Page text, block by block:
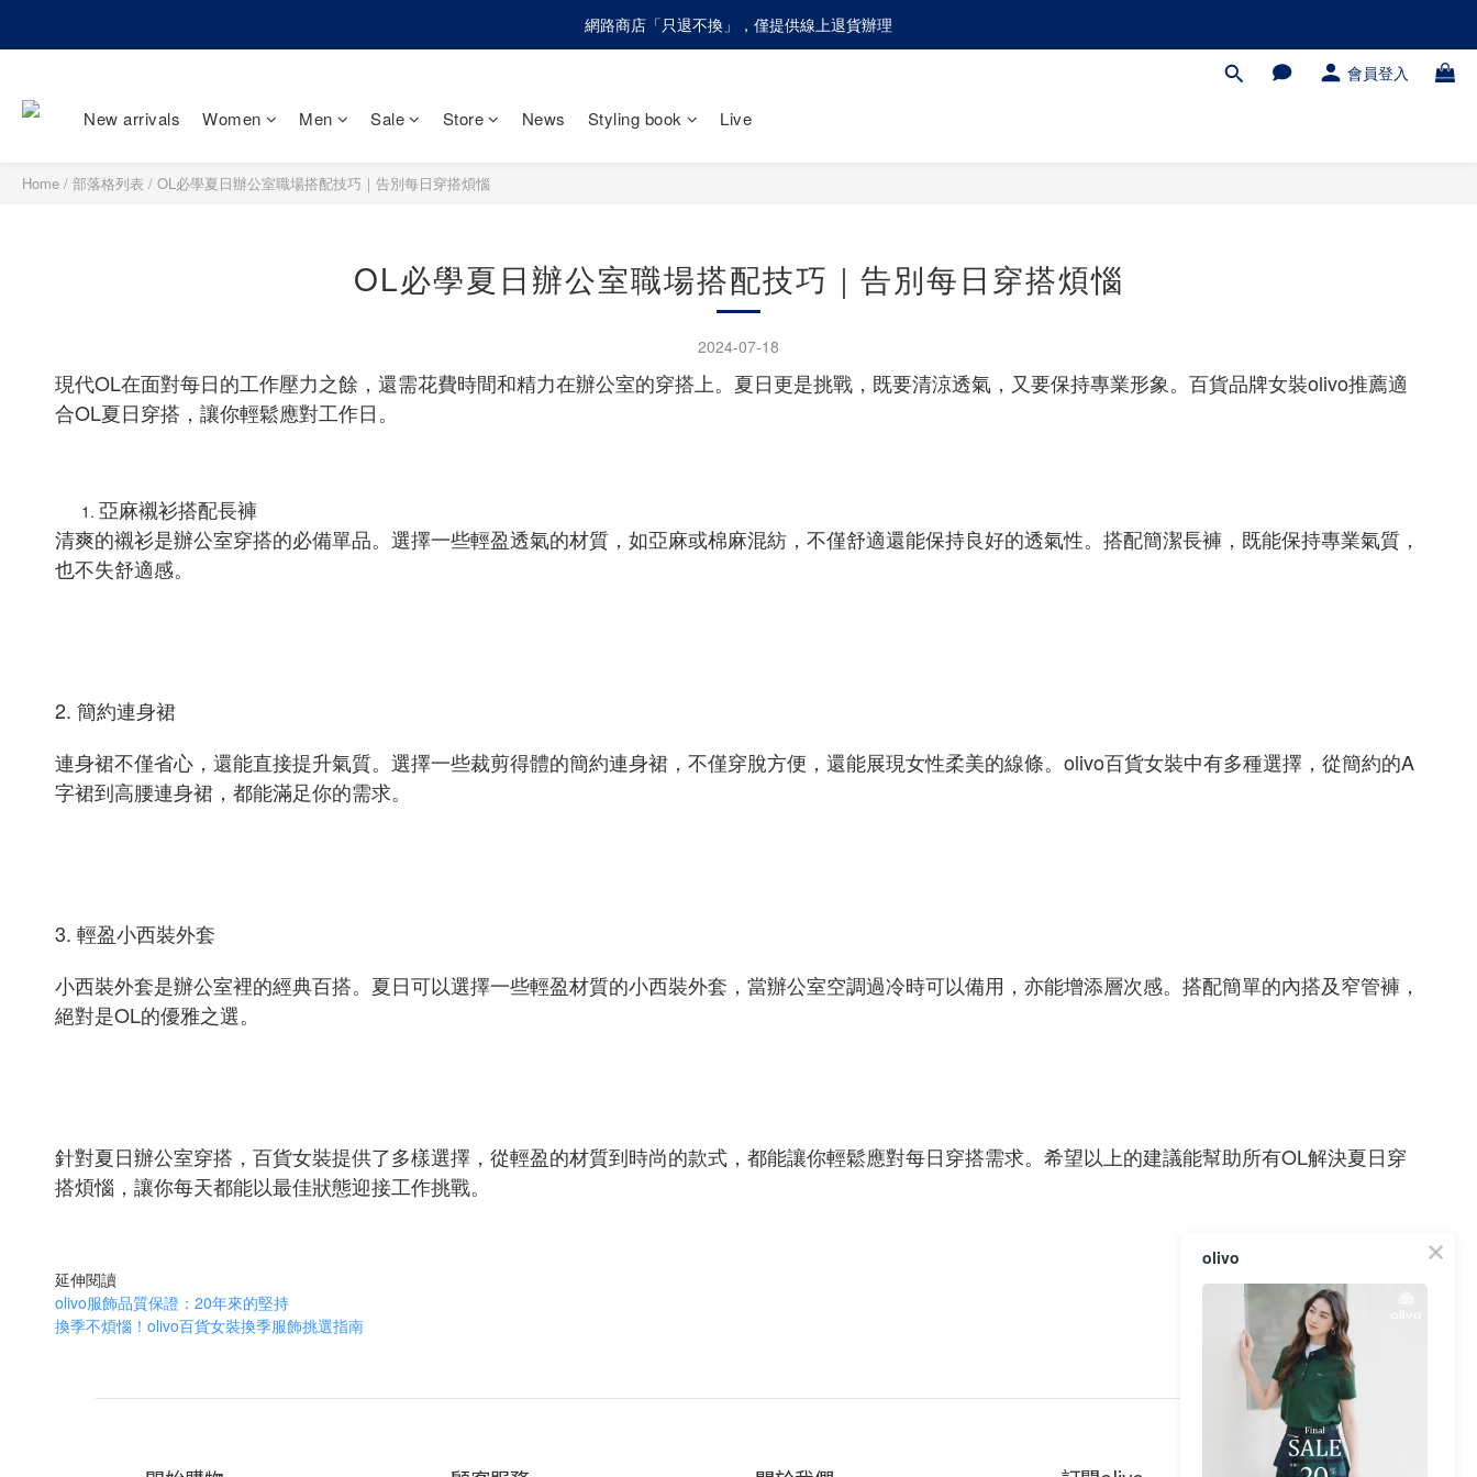
網路商店「只退不換」，僅提供線上退貨辦理
網路商店「只退不換」，僅提供線上退貨辦理
網路商店「只退不換」，僅提供線上退貨辦理
會員登入
New arrivals Women Men Sale Store News Styling book Live
Home / 部落格列表 / OL必學夏日辦公室職場搭配技巧｜告別每日穿搭煩惱
OL必學夏日辦公室職場搭配技巧｜告別每日穿搭煩惱
2024-07-18
現代OL在面對每日的工作壓力之餘，還需花費時間和精力在辦公室的穿搭上。夏日更是挑戰，既要清涼透氣，又要保持專業形象。百貨品牌女裝olivo推薦適
合OL夏日穿搭，讓你輕鬆應對工作日。
亞麻襯衫搭配長褲
清爽的襯衫是辦公室穿搭的必備單品。選擇一些輕盈透氣的材質，如亞麻或棉麻混紡，不僅舒適還能保持良好的透氣性。搭配簡潔長褲，既能保持專業氣質，
也不失舒適感。
2. 簡約連身裙
連身裙不僅省心，還能直接提升氣質。選擇一些裁剪得體的簡約連身裙，不僅穿脫方便，還能展現女性柔美的線條。olivo百貨女裝中有多種選擇，從簡約的A
字裙到高腰連身裙，都能滿足你的需求。
3. 輕盈小西裝外套
小西裝外套是辦公室裡的經典百搭。夏日可以選擇一些輕盈材質的小西裝外套，當辦公室空調過冷時可以備用，亦能增添層次感。搭配簡單的內搭及窄管褲，
絕對是OL的優雅之選。
針對夏日辦公室穿搭，百貨女裝提供了多樣選擇，從輕盈的材質到時尚的款式，都能讓你輕鬆應對每日穿搭需求。希望以上的建議能幫助所有OL解決夏日穿
搭煩惱，讓你每天都能以最佳狀態迎接工作挑戰。
延伸閱讀
olivo服飾品質保證：20年來的堅持
換季不煩惱！olivo百貨女裝換季服飾挑選指南
olivo